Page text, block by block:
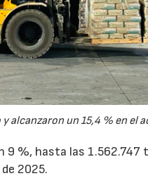
un 15,4 % en el
9 %, hasta las 1.562.747
2025.